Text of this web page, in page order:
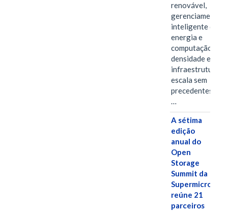
renovável,
gerenciamento
inteligente de
energia e
computação de
densidade em
infraestrutura
escala sem
…
A sétima
edição
anual do
Open
Storage
Summit da
Supermicro
reúne 21
parceiros